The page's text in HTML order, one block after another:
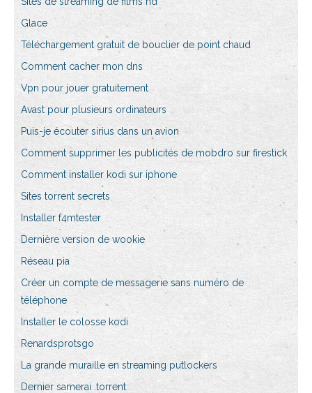
Glace
Téléchargement gratuit de bouclier de point chaud
Comment cacher mon dns
Vpn pour jouer gratuitement
Avast pour plusieurs ordinateurs
Puis-je écouter sirius dans un avion
Comment supprimer les publicités de mobdro sur firestick
Comment installer kodi sur iphone
Sites torrent secrets
Installer f4mtester
Dernière version de wookie
Réseau pia
Créer un compte de messagerie sans numéro de
téléphone
Installer le colosse kodi
Renardsprotsgo
La grande muraille en streaming putlockers
Dernier samerai .torrent